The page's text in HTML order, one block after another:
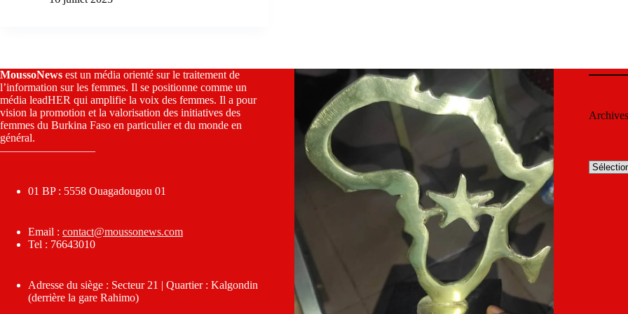
MoussoNews est un média orienté sur le traitement de
l’information sur les femmes. Il se positionne comme un
média leadHER qui amplifie la voix des femmes. Il a pour
vision la promotion et la valorisation des initiatives des
femmes du Burkina Faso en particulier et du monde en
général.
————————–
01 BP : 5558 Ouagadougou 01
Email : contact@moussonews.com
Tel : 76643010
Adresse du siège : Secteur 21 | Quartier : Kalgondin
(derrière la gare Rahimo)
Archives
Archives